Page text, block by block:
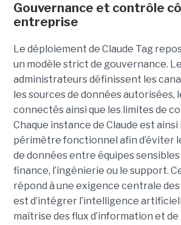
Gouvernance et contrôle
entreprise
Le déploiement de Claude Tag
un modèle strict de gouvernance.
administrateurs définissent les
les sources de données autorisées,
connectés ainsi que les limites de
Chaque instance de Claude est
périmètre fonctionnel afin d’éviter
de données entre équipes sensibles
finance, l’ingénierie ou le support.
répond à une exigence centrale
est d’intégrer l’intelligence
maîtrise des flux d’information et